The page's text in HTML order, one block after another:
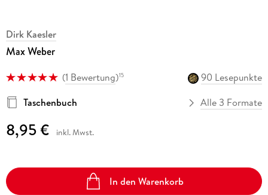
Dirk Kaesler
Max Weber
(1 Bewertung)15
90 Lesepunkte
Taschenbuch
Alle 3 Formate
8,95 € inkl. Mwst.
In den Warenkorb